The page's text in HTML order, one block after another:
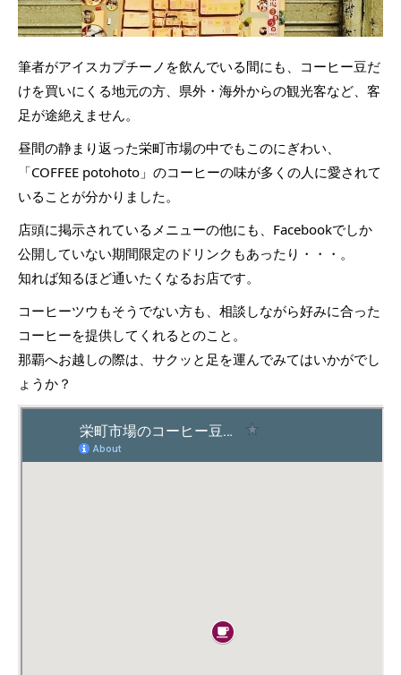
筆者がアイスカプチーノを飲んでいる間にも、コーヒー豆だ
けを買いにくる地元の方、県外・海外からの観光客など、客
足が途絶えません。
昼間の静まり返った栄町市場の中でもこのにぎわい、
「COFFEE potohoto」のコーヒーの味が多くの人に愛されて
いることが分かりました。
店頭に掲示されているメニューの他にも、Facebookでしか
公開していない期間限定のドリンクもあったり・・・。
知れば知るほど通いたくなるお店です。
コーヒーツウもそうでない方も、相談しながら好みに合った
コーヒーを提供してくれるとのこと。
那覇へお越しの際は、サクッと足を運んでみてはいかがでし
ょうか？